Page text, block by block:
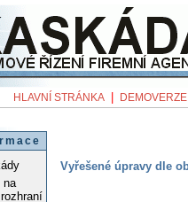
HLAVNÍ STRÁNKA DEMOVERZE
na
Vyřešené úpravy dle